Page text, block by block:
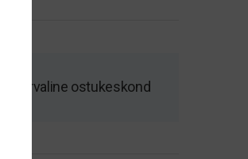
ja turvaline ostukeskond